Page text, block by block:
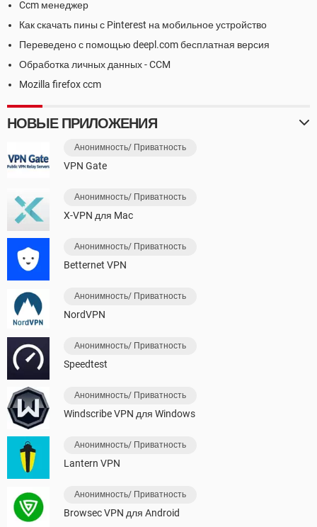
Ccm менеджер
Как скачать пины с Pinterest на мобильное устройство
Переведено с помощью deepl.com бесплатная версия
Обработка личных данных - CCM
Mozilla firefox ccm
НОВЫЕ ПРИЛОЖЕНИЯ
Анонимность/ Приватность
VPN Gate
Анонимность/ Приватность
X-VPN для Mac
Анонимность/ Приватность
Betternet VPN
Анонимность/ Приватность
NordVPN
Анонимность/ Приватность
Speedtest
Анонимность/ Приватность
Windscribe VPN для Windows
Анонимность/ Приватность
Lantern VPN
Анонимность/ Приватность
Browsec VPN для Android